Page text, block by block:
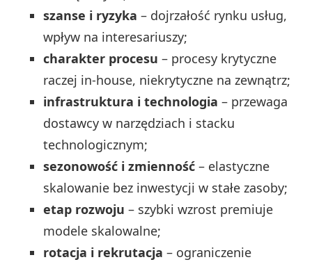
szanse i ryzyka – dojrzałość rynku usług,
wpływ na interesariuszy;
charakter procesu – procesy krytyczne
raczej in-house, niekrytyczne na zewnątrz;
infrastruktura i technologia – przewaga
dostawcy w narzędziach i stacku
technologicznym;
sezonowość i zmienność – elastyczne
skalowanie bez inwestycji w stałe zasoby;
etap rozwoju – szybki wzrost premiuje
modele skalowalne;
rotacja i rekrutacja – ograniczenie